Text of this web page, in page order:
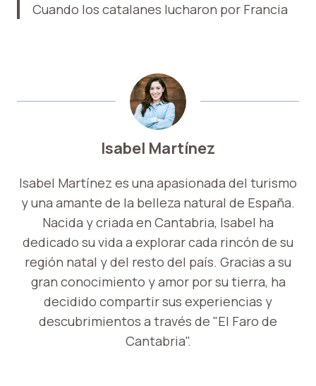
Cuando los catalanes lucharon por Francia
Isabel Martínez
Isabel Martínez es una apasionada del turismo
y una amante de la belleza natural de España.
Nacida y criada en Cantabria, Isabel ha
dedicado su vida a explorar cada rincón de su
región natal y del resto del país. Gracias a su
gran conocimiento y amor por su tierra, ha
decidido compartir sus experiencias y
descubrimientos a través de "El Faro de
Cantabria".